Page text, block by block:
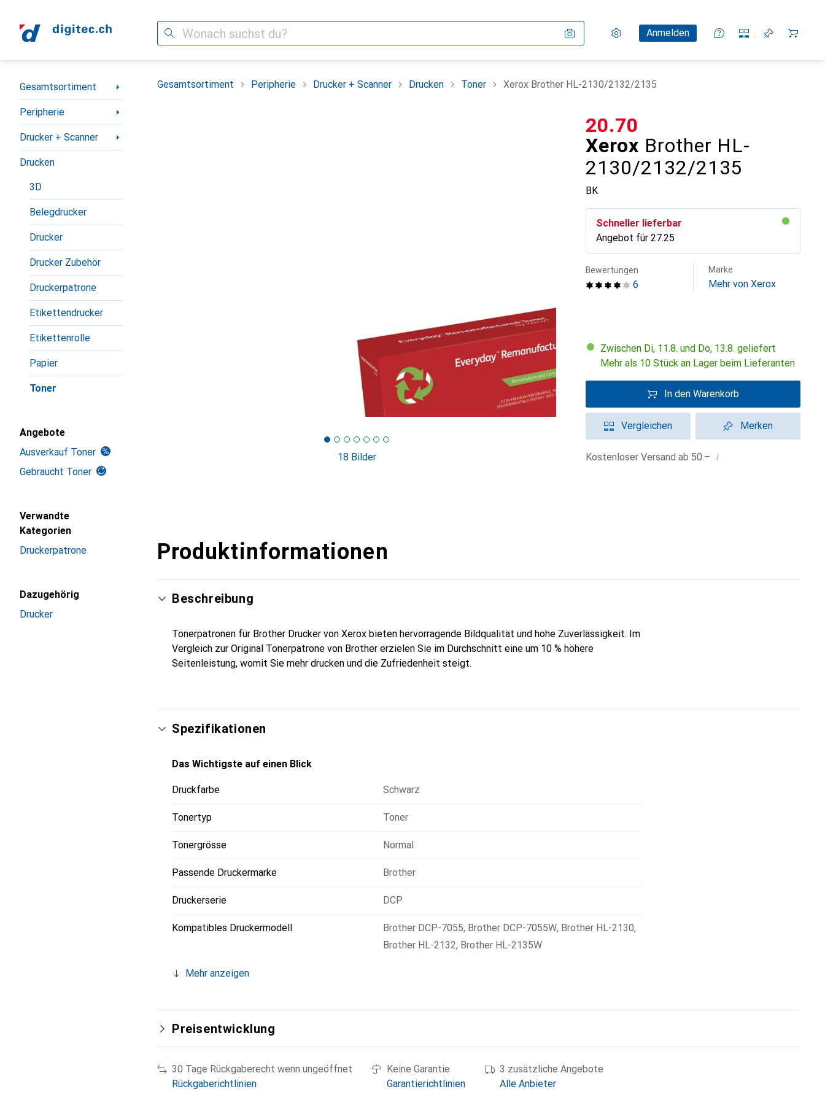
Suche Einstellungen
KundenkontoAnmelden
Vergleichslisten
Merklisten
Warenkorb
Navigation nach Kategorien
Gesamtsortiment
Peripherie
Drucker + Scanner
Drucken
3D
Belegdrucker
Drucker
Drucker Zubehör
Druckerpatrone
Etikettendrucker
Etikettenrolle
Papier
Toner
Angebote
Ausverkauf Toner
Gebraucht Toner
Verwandte
Kategorien
Druckerpatrone
Dazugehörig
Drucker
Gesamtsortiment Peripherie Drucker + Scanner Drucken Toner Xerox Brother HL-2130/2132/2135
18 Bilder
Xerox Brother HL-
2130/2132/2135
BK
CHF
20.70
Schneller lieferbar
Angebot für CHF
27.25
6
Bewertungen Marke
Mehr von Xerox
Zwischen Di, 11.8. und Do, 13.8. geliefert
Mehr als 10 Stück an Lager beim Lieferanten
In den Warenkorb
Vergleichen Merken
Kostenloser Versand ab 50.– i
Produktinformationen
Beschreibung
Tonerpatronen für Brother Drucker von Xerox bieten hervorragende Bildqualität und hohe Zuverlässigkeit. Im
Vergleich zur Original Tonerpatrone von Brother erzielen Sie im Durchschnitt eine um 10 % höhere
Seitenleistung, womit Sie mehr drucken und die Zufriedenheit steigt.
Spezifikationen
Das Wichtigste auf einen Blick
Druckfarbe Schwarz
Tonertyp Toner
Tonergrösse Normal
Passende Druckermarke Brother
Druckerserie DCP
Kompatibles Druckermodell Brother DCP-7055, Brother DCP-7055W, Brother HL-2130,
Brother HL-2132, Brother HL-2135W
Mehr anzeigen
Preisentwicklung
30 Tage Rückgaberecht wenn ungeöffnet
Rückgaberichtlinien
Keine Garantie
Garantierichtlinien
3 zusätzliche Angebote
Alle Anbieter